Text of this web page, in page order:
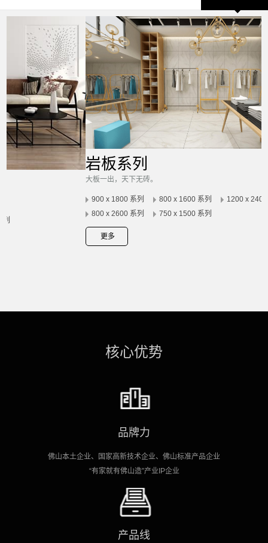
岩板系列
800 x 1600 系列
1200 x 2400 系列
750 x 1500 系列
核心优势
品牌力
佛山本土企业、国家高新技术企业、佛山标准产品企业
“有家就有佛山造”产业IP企业
产品线